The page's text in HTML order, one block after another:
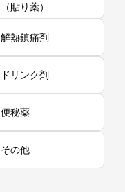
（貼り薬）
解熱鎮痛剤
ドリンク剤
便秘薬
その他